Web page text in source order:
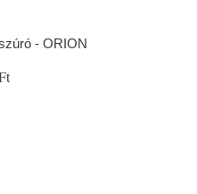
- ORION